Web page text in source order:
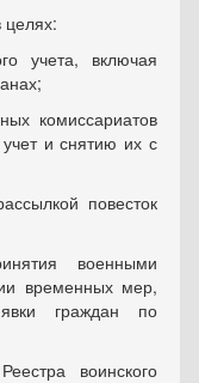
целях:
учета, включая
комиссариатов
и снятию их с
повесток
военными
временных мер,
граждан по
воинского